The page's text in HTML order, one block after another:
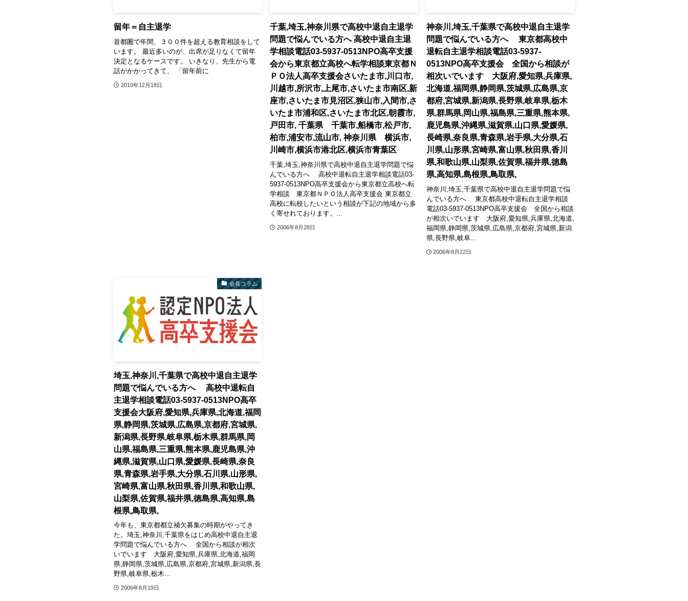
留年＝自主退学
首都圏で年間、３００件を超える教育相談をして
います。 最近多いのが、出席が足りなくて留年
決定となるケースです。 いきなり、先生から電
話がかかってきて、 「留年前に
2010年12月18日
千葉,埼玉,神奈川県で高校中退自主退学
問題で悩んでいる方へ 高校中退自主退
学相談電話03-5937-0513NPO高卒支援
会から東京都立高校へ転学相談東京都Ｎ
ＰＯ法人高卒支援会さいたま市,川口市,
川越市,所沢市,上尾市,さいたま市南区,新
座市,さいたま市見沼区,狭山市,入間市,さ
いたま市浦和区,さいたま市北区,朝霞市,
戸田市, 千葉県 千葉市,船橋市,松戸市,
柏市,浦安市,流山市, 神奈川県 横浜市,
川崎市,横浜市港北区,横浜市青葉区
千葉,埼玉,神奈川県で高校中退自主退学問題で悩
んでいる方へ 高校中退転自主退学相談電話03-
5937-0513NPO高卒支援会から東京都立高校へ転
学相談 東京都ＮＰＯ法人高卒支援会 東京都立
高校に転校したいという相談が下記の地域から多
く寄せれております。...
2006年8月28日
神奈川,埼玉,千葉県で高校中退自主退学
問題で悩んでいる方へ 東京都高校中
退転自主退学相談電話03-5937-
0513NPO高卒支援会 全国から相談が
相次いでいます 大阪府,愛知県,兵庫県,
北海道,福岡県,静岡県,茨城県,広島県,京
都府,宮城県,新潟県,長野県,岐阜県,栃木
県,群馬県,岡山県,福島県,三重県,熊本県,
鹿児島県,沖縄県,滋賀県,山口県,愛媛県,
長崎県,奈良県,青森県,岩手県,大分県,石
川県,山形県,宮崎県,富山県,秋田県,香川
県,和歌山県,山梨県,佐賀県,福井県,徳島
県,高知県,島根県,鳥取県,
神奈川,埼玉,千葉県で高校中退自主退学問題で悩
んでいる方へ 東京都高校中退転自主退学相談
電話03-5937-0513NPO高卒支援会 全国から相談
が相次いでいます 大阪府,愛知県,兵庫県,北海道,
福岡県,静岡県,茨城県,広島県,京都府,宮城県,新潟
県,長野県,岐阜...
2006年8月22日
会長コラム
埼玉,神奈川,千葉県で高校中退自主退学
問題で悩んでいる方へ 高校中退転自
主退学相談電話03-5937-0513NPO高卒
支援会大阪府,愛知県,兵庫県,北海道,福岡
県,静岡県,茨城県,広島県,京都府,宮城県,
新潟県,長野県,岐阜県,栃木県,群馬県,岡
山県,福島県,三重県,熊本県,鹿児島県,沖
縄県,滋賀県,山口県,愛媛県,長崎県,奈良
県,青森県,岩手県,大分県,石川県,山形県,
宮崎県,富山県,秋田県,香川県,和歌山県,
山梨県,佐賀県,福井県,徳島県,高知県,島
根県,鳥取県,
今年も、東京都都立補欠募集の時期がやってき
た。埼玉,神奈川,千葉県をはじめ高校中退自主退
学問題で悩んでいる方へ 全国から相談が相次
いでいます 大阪府,愛知県,兵庫県,北海道,福岡
県,静岡県,茨城県,広島県,京都府,宮城県,新潟県,長
野県,岐阜県,栃木...
2006年8月19日